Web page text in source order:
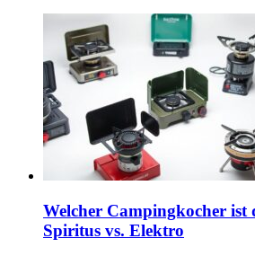
Welcher Campingkocher ist
Spiritus vs. Elektro